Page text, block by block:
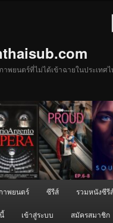
พยนตร์ที่ไม่ได้เข้าฉายในประเทศไ
าพยนตร์ ซีรีส์ รวมหนังซีรี
เข้าสู่ระบบ สมัครสมาชิก